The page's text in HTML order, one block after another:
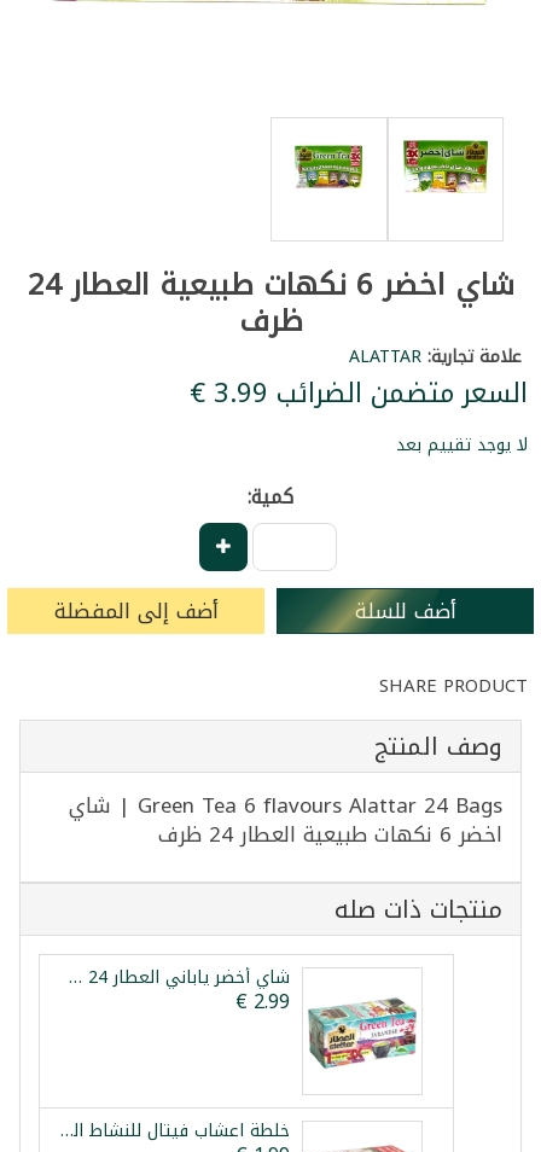
شاي اخضر 6 نكهات طبيعية العطار 24
ظرف
علامة تجارية:ALATTAR
السعر متضمن الضرائب ‏3.99 €
لا يوجد تقييم بعد
كمية:
أضف للسلة أضف إلى المفضلة
SHARE PRODUCT
وصف المنتج
Green Tea 6 flavours Alattar 24 Bags | شاي
اخضر 6 نكهات طبيعية العطار 24 ظرف
منتجات ذات صله
شاي أخضر ياباني العطار 24 ظرف
خلطة اعشاب فيتال للنشاط العطار 12 ظرف